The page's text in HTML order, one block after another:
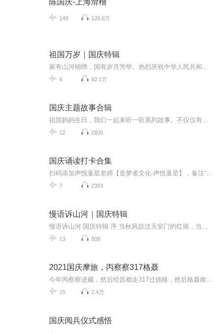
149 126.8万
祖国万岁｜国庆特辑
6 82.1万
国庆主题故事合辑
12 2600
国庆诵读打卡合集
7 2303
慢语诉山河｜国庆特辑
13 808
2021国庆摩旅，丙察察317格聂
15 2.4万
国庆阅兵仪式感悟